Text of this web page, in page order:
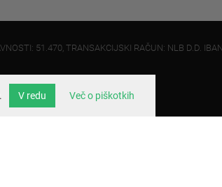
51.470, TRANSAKCIJSKI RAČUN: NLB D.D.
V redu Več o piškotkih